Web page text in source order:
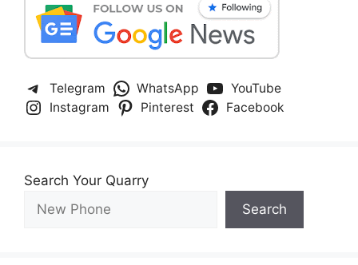
Telegram WhatsApp
YouTube
Instagram
Pinterest Facebook
Search Your Quarry
Search